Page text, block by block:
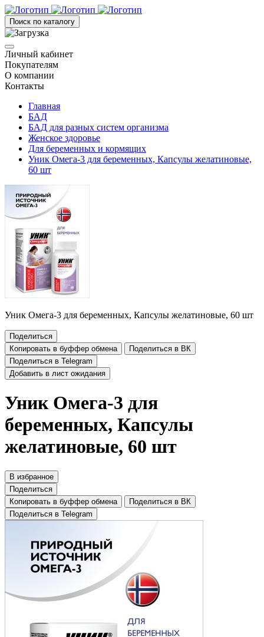
Поиск по каталогу
Личный кабинет
Покупателям
О компании
Контакты
Главная
БАД
БАД для разных систем организма
Женское здоровье
Для беременных и кормящих
Уник Омега-3 для беременных, Капсулы желатиновые,
60 шт
Уник Омега-3 для беременных, Капсулы желатиновые, 60 шт
Поделиться
Копировать в буффер обмена
Поделиться в ВК
Поделиться в Telegram
Добавить в лист ожидания
Уник Омега-3 для
беременных, Капсулы
желатиновые, 60 шт
В избранное
Поделиться
Копировать в буффер обмена
Поделиться в ВК
Поделиться в Telegram